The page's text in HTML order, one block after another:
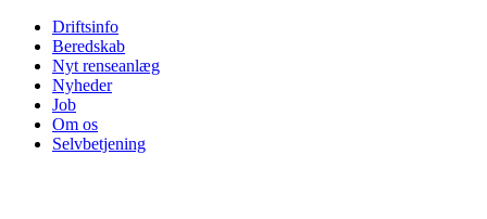
Driftsinfo
Beredskab
Nyt renseanlæg
Nyheder
Job
Om os
Selvbetjening